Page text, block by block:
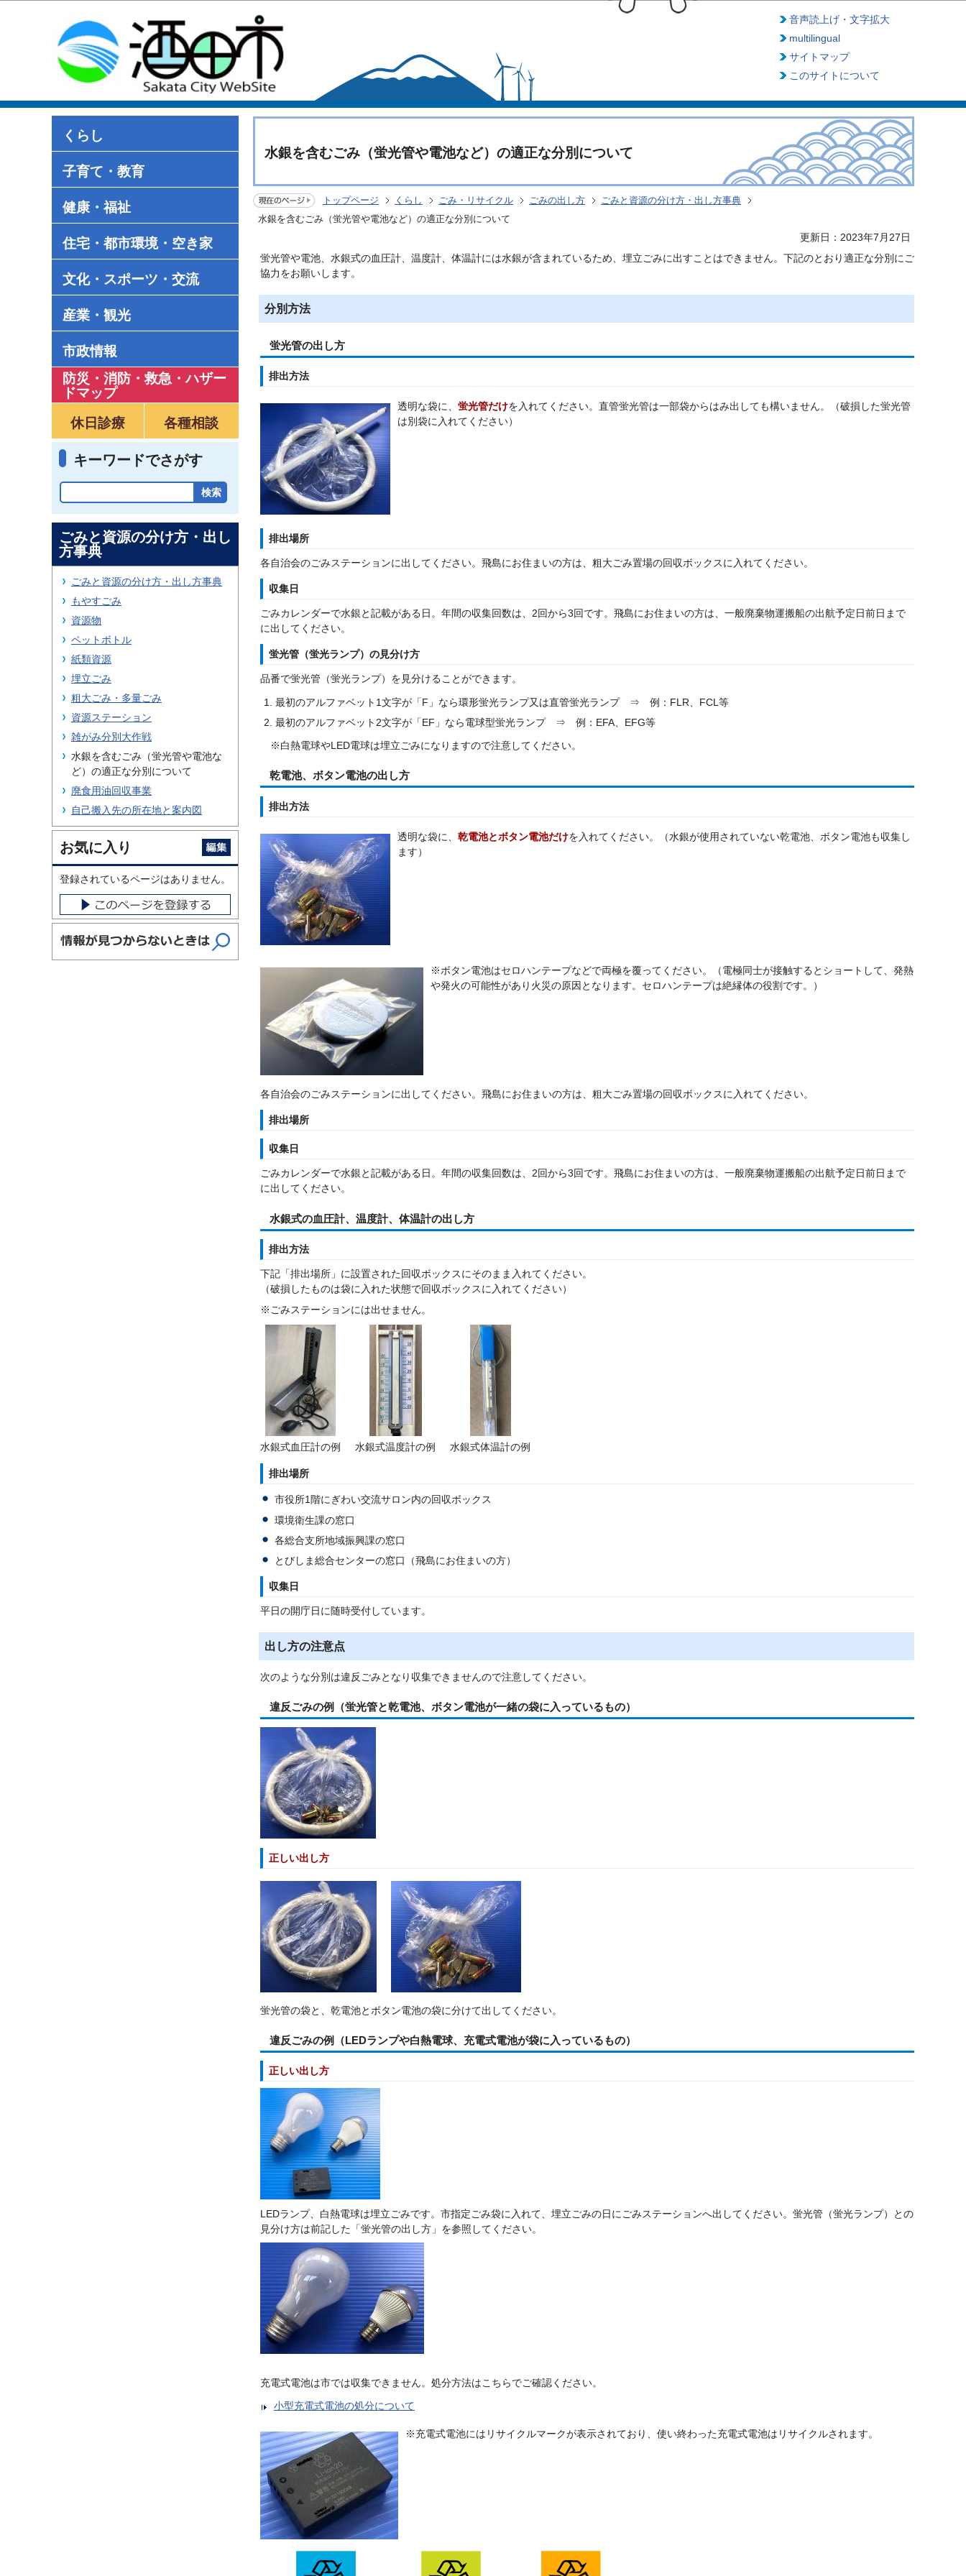
音声読上げ・文字拡大
multilingual
サイトマップ
このサイトについて
くらし
子育て・教育
健康・福祉
住宅・都市環境・空き家
文化・スポーツ・交流
産業・観光
市政情報
防災・消防・救急 ・ハザー
ドマップ
休日診療
各種相談
キーワードでさがす
水銀を含むごみ（蛍光管や電池など）の適正な分別について
トップページ くらし ごみ・リサイクル ごみの出し方
ごみと資源の分け方・出し方事典
水銀を含むごみ（蛍光管や電池など）の適正な分別について
更新日：2023年7月27日
蛍光管や電池、水銀式の血圧計、温度計、体温計には水銀が含まれているため、埋立ごみに出すことはできません。下記のとおり適正な分別にご
協力をお願いします。
分別方法
蛍光管の出し方
排出方法
透明な袋に、 蛍光管だけを入れてください。直管蛍光管は一部袋からはみ出しても構いません。（破損した蛍光管
は別袋に入れてください）
排出場所
各自治会のごみステーションに出してください。飛島にお住まいの方は、粗大ごみ置場の回収ボックスに入れてください。
収集日
ごみカレンダーで水銀と記載がある日。年間の収集回数は、2回から3回です。飛島にお住まいの方は、一般廃棄物運搬船の出航予定日前日まで
に出してください。
蛍光管（蛍光ランプ）の見分け方
品番で蛍光管（蛍光ランプ）を見分けることができます。
最初のアルファベット1文字が「F」なら環形蛍光ランプ又は直管蛍光ランプ ⇒ 例：FLR、FCL等
最初のアルファベット2文字が「EF」なら電球型蛍光ランプ ⇒ 例：EFA、EFG等
※白熱電球やLED電球は埋立ごみになりますので注意してください。
乾電池、ボタン電池の出し方
排出方法
透明な袋に、 乾電池とボタン電池だけを入れてください。（水銀が使用されていない乾電池、ボタン電池も収集し
ます）
※ボタン電池はセロハンテープなどで両極を覆ってください。（電極同士が接触するとショートして、発熱
や発火の可能性があり火災の原因となります。セロハンテープは絶縁体の役割です。）
各自治会のごみステーションに出してください。飛島にお住まいの方は、粗大ごみ置場の回収ボックスに入れてください。
排出場所
収集日
ごみカレンダーで水銀と記載がある日。年間の収集回数は、2回から3回です。飛島にお住まいの方は、一般廃棄物運搬船の出航予定日前日まで
に出してください。
水銀式の血圧計、温度計、体温計の出し方
排出方法
下記「排出場所」に設置された回収ボックスにそのまま入れてください。
（破損したものは袋に入れた状態で回収ボックスに入れてください）
※ごみステーションには出せません。
水銀式血圧計の例 水銀式温度計の例 水銀式体温計の例
排出場所
市役所1階にぎわい交流サロン内の回収ボックス
環境衛生課の窓口
各総合支所地域振興課の窓口
とびしま総合センターの窓口（飛島にお住まいの方）
収集日
平日の開庁日に随時受付しています。
出し方の注意点
次のような分別は違反ごみとなり収集できませんので注意してください。
違反ごみの例（蛍光管と乾電池、ボタン電池が一緒の袋に入っているもの）
正しい出し方
蛍光管の袋と、乾電池とボタン電池の袋に分けて出してください。
違反ごみの例（LEDランプや白熱電球、充電式電池が袋に入っているもの）
正しい出し方
LEDランプ、白熱電球は埋立ごみです。市指定ごみ袋に入れて、埋立ごみの日にごみステーションへ出してください。蛍光管（蛍光ランプ）との
見分け方は前記した「蛍光管の出し方」を参照してください。
充電式電池は市では収集できません。処分方法はこちらでご確認ください。
小型充電式電池の処分について
※充電式電池にはリサイクルマークが表示されており、使い終わった充電式電池はリサイクルされます。
ごみと資源の分け方・出し
方事典
ごみと資源の分け方・出し方事典
もやすごみ
資源物
ペットボトル
紙類資源
埋立ごみ
粗大ごみ・多量ごみ
資源ステーション
雑がみ分別大作戦
水銀を含むごみ（蛍光管や電池な
ど）の適正な分別について
廃食用油回収事業
自己搬入先の所在地と案内図
お気に入り
登録されているページはありません。